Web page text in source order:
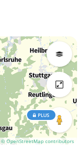
© OpenStreetMap contributors
PLUS